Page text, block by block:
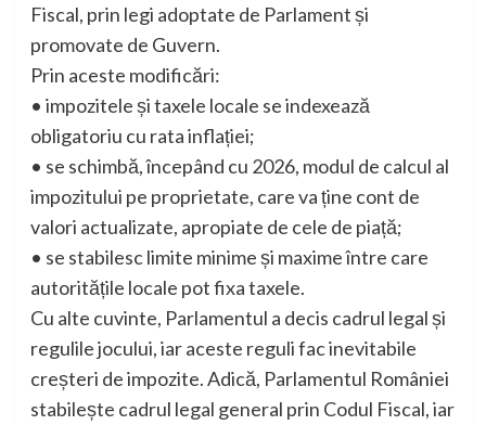
Fiscal, prin legi adoptate de Parlament și
promovate de Guvern.
Prin aceste modificări:
• impozitele și taxele locale se indexează
obligatoriu cu rata inflației;
• se schimbă, începând cu 2026, modul de calcul al
impozitului pe proprietate, care va ține cont de
valori actualizate, apropiate de cele de piață;
• se stabilesc limite minime și maxime între care
autoritățile locale pot fixa taxele.
Cu alte cuvinte, Parlamentul a decis cadrul legal și
regulile jocului, iar aceste reguli fac inevitabile
creșteri de impozite. Adică, Parlamentul României
stabilește cadrul legal general prin Codul Fiscal, iar